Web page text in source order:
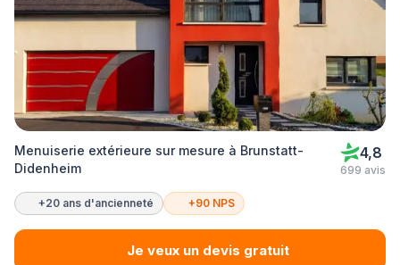
Menuiserie extérieure sur mesure à Brunstatt-
Didenheim
4,8
699 avis
+20 ans d'ancienneté +90 NPS
Je veux un devis gratuit